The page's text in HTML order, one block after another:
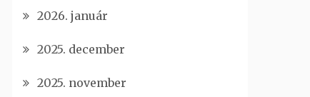
2026. január
2025. december
2025. november